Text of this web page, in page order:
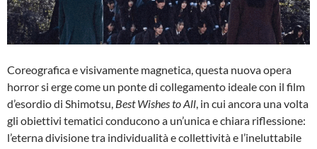
Coreografica e visivamente magnetica, questa nuova opera
horror si erge come un ponte di collegamento ideale con il film
d’esordio di Shimotsu, Best Wishes to All, in cui ancora una volta
gli obiettivi tematici conducono a un’unica e chiara riflessione:
l’eterna divisione tra individualità e collettività e l’ineluttabile